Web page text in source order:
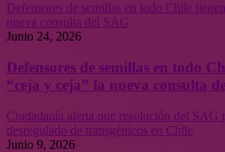
Defensores de semillas en todo Chile
nueva consulta del SAG
Junio 24, 2026
Defensores de semillas en todo
“ceja y ceja” la nueva consulta
Ciudadanía alerta que resolución del SAG
desregulado de transgénicos en Chile
Junio 9, 2026